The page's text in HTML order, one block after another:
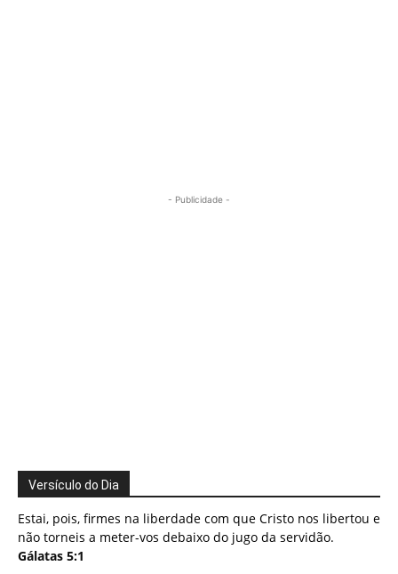
- Publicidade -
Versículo do Dia
Estai, pois, firmes na liberdade com que Cristo nos libertou e
não torneis a meter-vos debaixo do jugo da servidão.
Gálatas 5:1